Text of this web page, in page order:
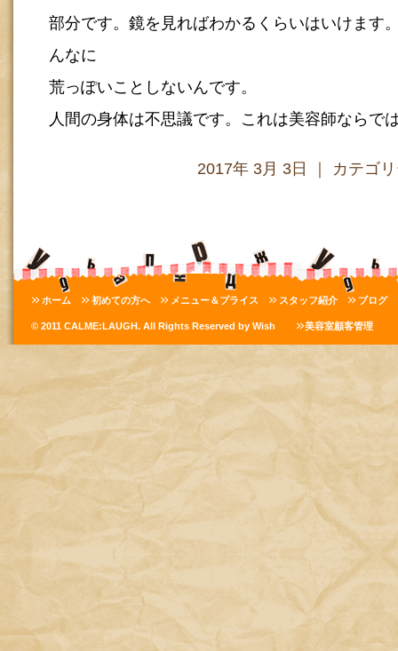
部分です。鏡を見ればわかるくらいはいけます
んなに
荒っぽいことしないんです。
人間の身体は不思議です。これは美容師ならで
2017年 3月 3日 ｜ カテゴ
ホーム 初めての方へ メニュー＆プライス スタッフ紹介 ブログ
© 2011 CALME:LAUGH. All Rights Reserved by Wish 美容室顧客管理